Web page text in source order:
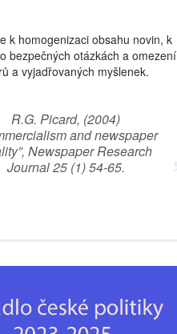
k homogenizaci obsahu novin, k
bezpečných otázkách a omezení
a vyjadřovaných myšlenek.
R.G. Picard, (2004)
and newspaper
Newspaper Research
Journal 25 (1) 54-65.